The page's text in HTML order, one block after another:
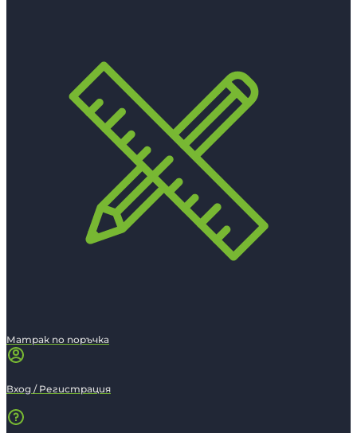
Матрак по поръчка
Вход / Регистрация